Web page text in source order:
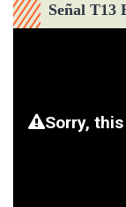
Señal T13